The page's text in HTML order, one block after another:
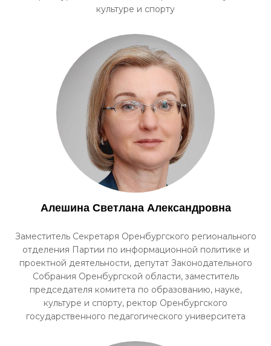
культуре и спорту
Алешина Светлана Александровна
Заместитель Секретаря Оренбургского регионального
отделения Партии по информационной политике и
проектной деятельности, депутат Законодательного
Собрания Оренбургской области, заместитель
председателя комитета по образованию, науке,
культуре и спорту, ректор Оренбургского
государственного педагогического университета